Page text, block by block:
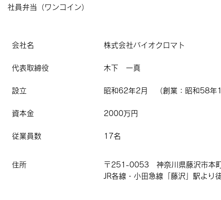
​社員弁当（ワンコイン）
会社名 株式会社バイオクロマト
代表取締役 木下 一真
設立 昭和62年2月 （創業：昭和58年
資本金 2000万円
従業員数 17名
住所
〒251-0053 神奈川県藤沢市本
JR各線・小田急線「藤沢」駅より